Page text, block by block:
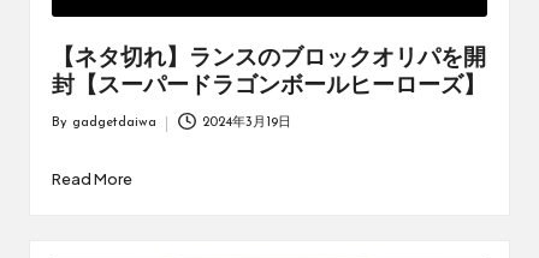
【ネタ切れ】ランスのブロックオリパを開
封【スーパードラゴンボールヒーローズ】
By gadgetdaiwa 2024年3月19日
Read More